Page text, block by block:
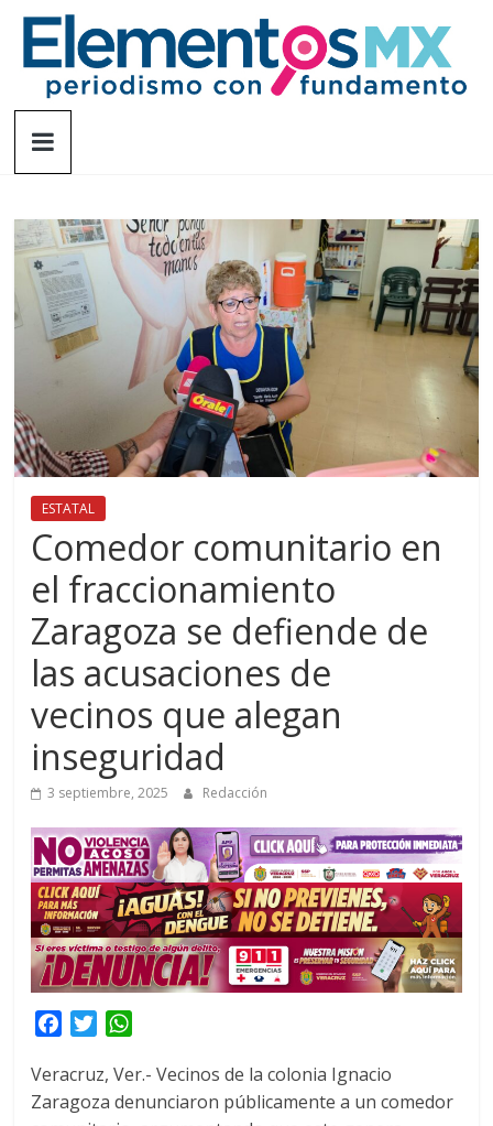
Saltar
contenido
Elementosmx
fundamento
ESTATAL
Comedor comunitario en
el fraccionamiento
Zaragoza se defiende de
las acusaciones de
vecinos que alegan
inseguridad
3 septiembre, 2025 Redacción
c
e
T
i
t
a
t
Veracruz, Ver.- Vecinos de la colonia Ignacio
Zaragoza denunciaron públicamente a un comedor